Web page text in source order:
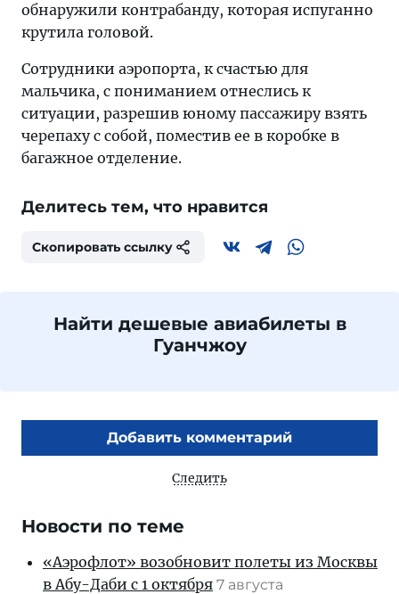
обнаружили контрабанду, которая испуганно
крутила головой.
Сотрудники аэропорта, к счастью для
мальчика, с пониманием отнеслись к
ситуации, разрешив юному пассажиру взять
черепаху с собой, поместив ее в коробке в
багажное отделение.
Делитесь тем, что нравится
Скопировать ссылку
Найти дешевые авиабилеты в
Гуанчжоу
Добавить комментарий
Следить
Новости по теме
«Аэрофлот» возобновит полеты из Москвы
в Абу-Даби с 1 октября 7 августа